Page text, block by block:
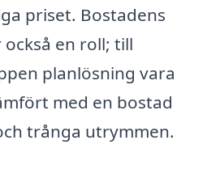
priset. Bostadens
en roll; till
planlösning vara
med en bostad
trånga utrymmen.